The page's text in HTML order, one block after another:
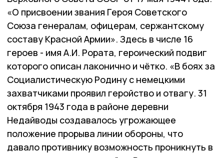
«О присвоении звания Героя Советского
Союза генералам, офицерам, сержантскому
составу Красной Армии». Здесь в числе 16
героев - имя А.И. Рората, героический подвиг
которого описан лаконично и чётко. «В боях за
Социалистическую Родину с немецкими
захватчиками проявил геройство и отвагу. 31
октября 1943 года в районе деревни
Недайводы создавалось угрожающее
положение прорыва линии обороны, что
давало противнику возможность проникнуть в